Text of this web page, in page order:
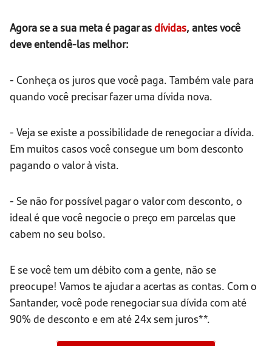
Agora se a sua meta é pagar asdívidas, antes você
deve entendê-las melhor:
- Conheça os juros que você paga. Também vale para
quando você precisar fazer uma dívida nova.
- Veja se existe a possibilidade de renegociar a dívida.
Em muitos casos você consegue um bom desconto
pagando o valor à vista.
- Se não for possível pagar o valor com desconto, o
ideal é que você negocie o preço em parcelas que
cabem no seu bolso.
E se você tem um débito com a gente, não se
preocupe! Vamos te ajudar a acertas as contas. Com o
Santander, você pode renegociar sua dívida com até
90% de desconto e em até 24x sem juros**.